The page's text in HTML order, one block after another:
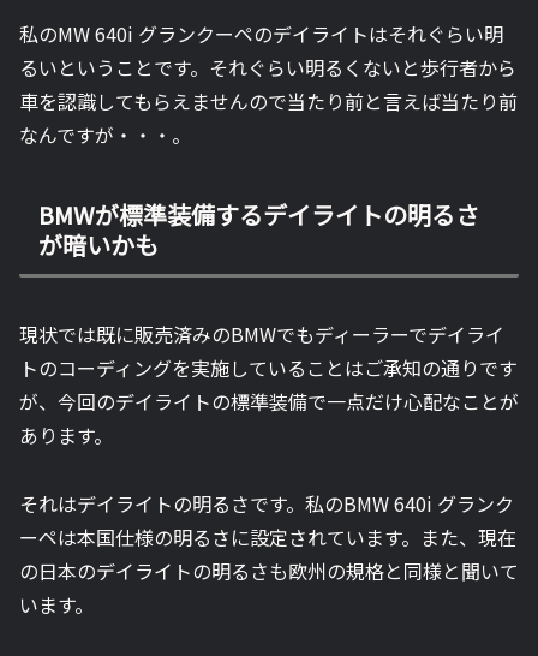
私のMW 640i グランクーペのデイライトはそれぐらい明
るいということです。それぐらい明るくないと歩行者から
車を認識してもらえませんので当たり前と言えば当たり前
なんですが・・・。
BMWが標準装備するデイライトの明るさ
が暗いかも
現状では既に販売済みのBMWでもディーラーでデイライ
トのコーディングを実施していることはご承知の通りです
が、今回のデイライトの標準装備で一点だけ心配なことが
あります。
それはデイライトの明るさです。私のBMW 640i グランク
ーペは本国仕様の明るさに設定されています。また、現在
の日本のデイライトの明るさも欧州の規格と同様と聞いて
います。